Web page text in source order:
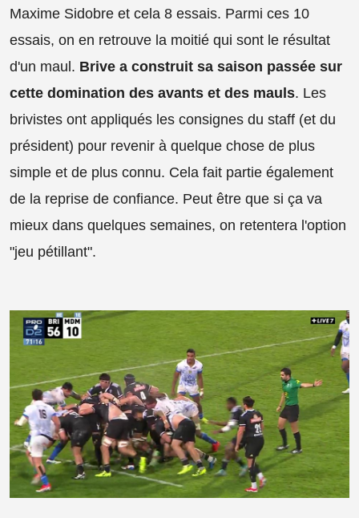
Maxime Sidobre et cela 8 essais. Parmi ces 10
essais, on en retrouve la moitié qui sont le résultat
d'un maul. Brive a construit sa saison passée sur
cette domination des avants et des mauls. Les
brivistes ont appliqués les consignes du staff (et du
président) pour revenir à quelque chose de plus
simple et de plus connu. Cela fait partie également
de la reprise de confiance. Peut être que si ça va
mieux dans quelques semaines, on retentera l'option
"jeu pétillant".